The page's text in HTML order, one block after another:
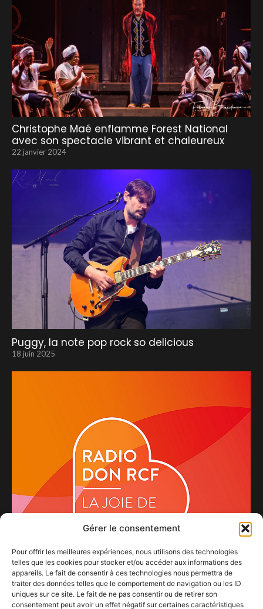
Gérer le consentement
Pour offrir les meilleures expériences, nous utilisons des technologies
telles que les cookies pour stocker et/ou accéder aux informations des
appareils. Le fait de consentir à ces technologies nous permettra de
traiter des données telles que le comportement de navigation ou les ID
uniques sur ce site. Le fait de ne pas consentir ou de retirer son
consentement peut avoir un effet négatif sur certaines caractéristiques
Christophe Maé enflamme Forest National
avec son spectacle vibrant et chaleureux
22 janvier 2024
Puggy, la note pop rock so delicious
18 juin 2025